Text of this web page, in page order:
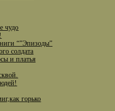
чудо
“”Эпизоды”
солдата
и платья
горько